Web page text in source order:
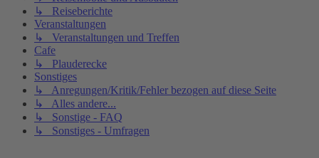
↳ Reiseberichte
Veranstaltungen
↳ Veranstaltungen und Treffen
Cafe
↳ Plauderecke
Sonstiges
↳ Anregungen/Kritik/Fehler bezogen auf diese Seite
↳ Alles andere...
↳ Sonstige - FAQ
↳ Sonstiges - Umfragen